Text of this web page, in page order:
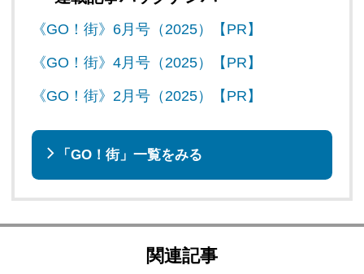
《GO！街》6月号（2025）【PR】
《GO！街》4月号（2025）【PR】
《GO！街》2月号（2025）【PR】
「GO！街」一覧をみる
関連記事